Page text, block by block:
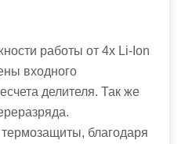
работы от 4х Li-Ion
входного
делителя. Так же
благодаря